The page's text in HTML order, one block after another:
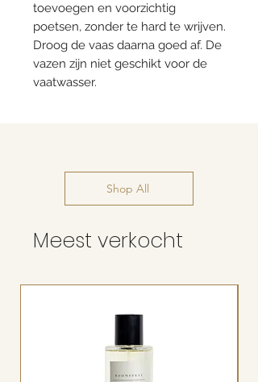
toevoegen en voorzichtig
poetsen, zonder te hard te wrijven.
Droog de vaas daarna goed af. De
vazen zijn niet geschikt voor de
vaatwasser.
Shop All
Meest verkocht